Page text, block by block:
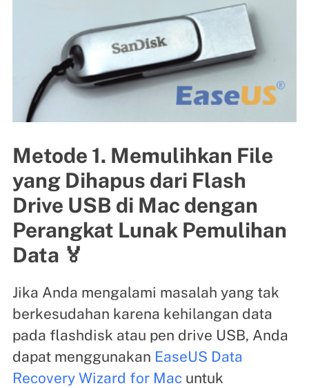
Metode 1. Memulihkan File
yang Dihapus dari Flash
Drive USB di Mac dengan
Perangkat Lunak Pemulihan
Data 🏅
Jika Anda mengalami masalah yang tak
berkesudahan karena kehilangan data
pada flashdisk atau pen drive USB, Anda
dapat menggunakan EaseUS Data
Recovery Wizard for Macuntuk